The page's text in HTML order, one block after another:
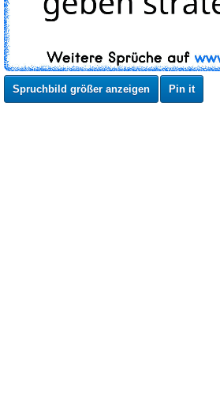
Spruchbild größer anzeigen Pin it